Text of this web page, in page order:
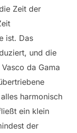
Zeit der
ist. Das
und die
da Gama
harmonisch
ein klein
der